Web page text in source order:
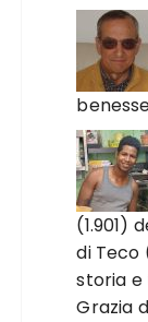
(1.901)
di Teco
storia e
Grazia